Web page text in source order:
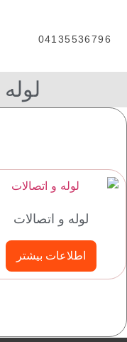
04135536796
لوله و اتصالات
اطلاعات بیشتر